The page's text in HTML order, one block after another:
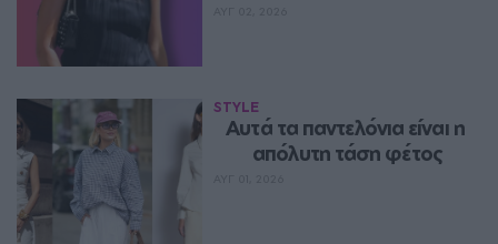
STYLE
Aυτά τα παντελόνια είναι η
απόλυτη τάση φέτος